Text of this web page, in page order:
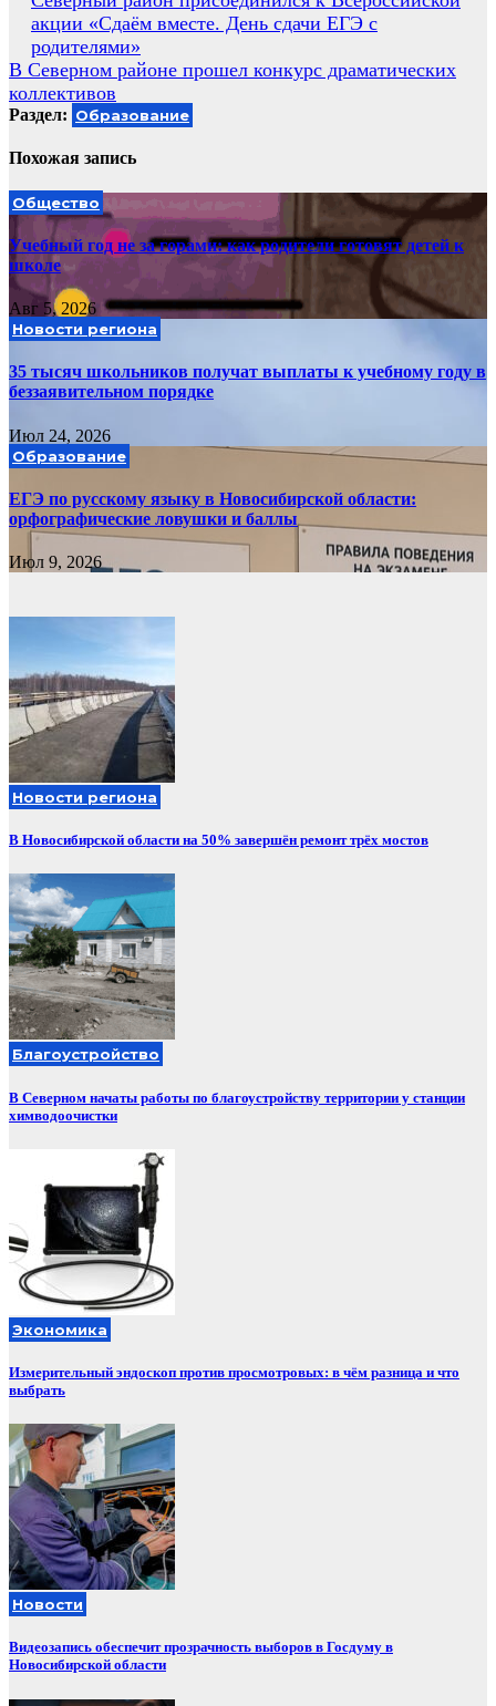
по
записям
акции «Сдаём вместе. День сдачи ЕГЭ с
родителями»
В Северном районе прошел конкурс драматических
коллективов
Раздел: Образование
Похожая запись
Общество
Учебный год не за горами: как родители готовят детей к
школе
Авг 5, 2026
Новости региона
35 тысяч школьников получат выплаты к учебному году в
беззаявительном порядке
Июл 24, 2026
Образование
ЕГЭ по русскому языку в Новосибирской области:
орфографические ловушки и баллы
Июл 9, 2026
Новости региона
В Новосибирской области на 50% завершён ремонт трёх мостов
Благоустройство
В Северном начаты работы по благоустройству территории у станции
химводоочистки
Экономика
Измерительный эндоскоп против просмотровых: в чём разница и что
выбрать
Новости
Видеозапись обеспечит прозрачность выборов в Госдуму в
Новосибирской области